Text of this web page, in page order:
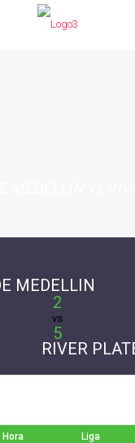
MEDELLIN
2
vs
5
RIVER
Hora Liga